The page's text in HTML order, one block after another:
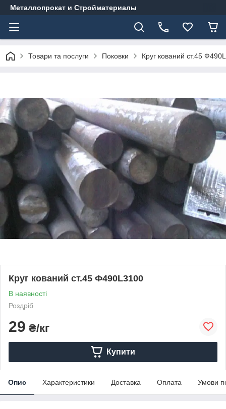
Металлопрокат и Стройматериалы
Товари та послуги Поковки Круг кований ст.45
Круг кований ст.45 Ф490L3100
В наявності
Роздріб
29 ₴/кг
Купити
Опис Характеристики Доставка Оплата Умови